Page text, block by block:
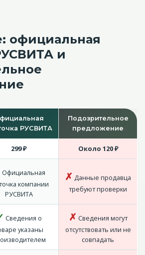
официальная
и
РУСВИТА
Подозрительное
предложение
299 ₽ Около 120 ₽
Официальная
компании
РУСВИТА
✗ Данные продавца
требуют проверки
Сведения о
указаны
✗ Сведения могут
отсутствовать или не
совпадать